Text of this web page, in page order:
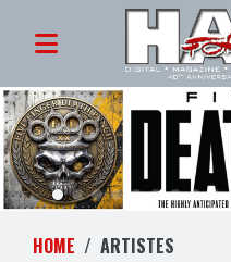
HOME ARTISTES